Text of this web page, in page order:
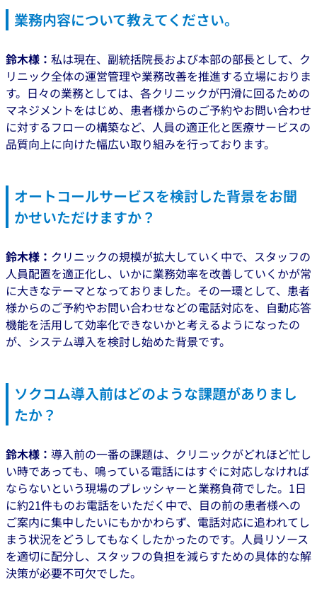
業務内容について教えてください。
鈴木様： 私は現在、副統括院長および本部の部長として、ク
リニック全体の運営管理や業務改善を推進する立場におりま
す。日々の業務としては、各クリニックが円滑に回るための
マネジメントをはじめ、患者様からのご予約やお問い合わせ
に対するフローの構築など、人員の適正化と医療サービスの
品質向上に向けた幅広い取り組みを行っております。
オートコールサービスを検討した背景をお聞
かせいただけますか？
鈴木様： クリニックの規模が拡大していく中で、スタッフの
人員配置を適正化し、いかに業務効率を改善していくかが常
に大きなテーマとなっておりました。その一環として、患者
様からのご予約やお問い合わせなどの電話対応を、自動応答
機能を活用して効率化できないかと考えるようになったの
が、システム導入を検討し始めた背景です。
ソクコム導入前はどのような課題がありまし
たか？
鈴木様： 導入前の一番の課題は、クリニックがどれほど忙し
い時であっても、鳴っている電話にはすぐに対応しなければ
ならないという現場のプレッシャーと業務負荷でした。1日
に約21件ものお電話をいただく中で、目の前の患者様への
ご案内に集中したいにもかかわらず、電話対応に追われてし
まう状況をどうしてもなくしたかったのです。人員リソース
を適切に配分し、スタッフの負担を減らすための具体的な解
決策が必要不可欠でした。